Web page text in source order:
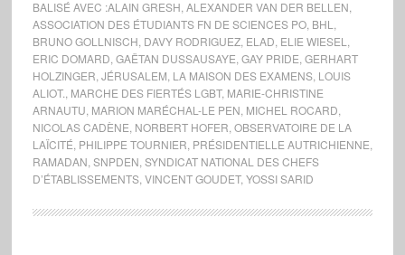
BALISÉ AVEC :ALAIN GRESH ALEXANDER VAN DER BELLEN
ASSOCIATION DES ÉTUDIANTS FN DE SCIENCES PO, BHL
BRUNO GOLLNISCH DAVY RODRIGUEZ, ELAD ELIE WIESEL
ERIC DOMARD GAËTAN DUSSAUSAYE GAY PRIDE GERHART
HOLZINGER JÉRUSALEM LA MAISON DES EXAMENS, LOUIS
ALIOT. MARCHE DES FIERTÉS LGBT, MARIE-CHRISTINE
ARNAUTU MARION MARÉCHAL-LE PEN MICHEL ROCARD
NICOLAS CADÈNE NORBERT HOFER OBSERVATOIRE DE LA
LAÏCITÉ PHILIPPE TOURNIER PRÉSIDENTIELLE AUTRICHIENNE
RAMADAN SNPDEN SYNDICAT NATIONAL DES CHEFS
D’ÉTABLISSEMENTS, VINCENT GOUDET, YOSSI SARID